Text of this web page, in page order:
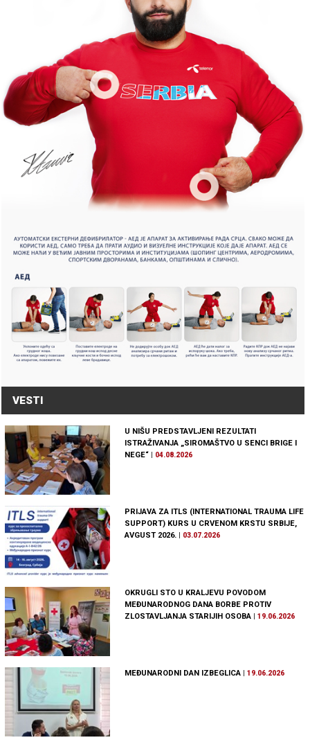
VESTI
U NIŠU PREDSTAVLJENI REZULTATI
ISTRAŽIVANJA „SIROMAŠTVO U SENCI BRIGE I
NEGE“ | 04.08.2026
PRIJAVA ZA ITLS (INTERNATIONAL TRAUMA LIFE
SUPPORT) KURS U CRVENOM KRSTU SRBIJE,
AVGUST 2026.
03.07.2026
OKRUGLI STO U KRALJEVU POVODOM
MEĐUNARODNOG DANA BORBE PROTIV
ZLOSTAVLJANJA STARIJIH OSOBA |19.06.2026
MEĐUNARODNI DAN IZBEGLICA |19.06.2026